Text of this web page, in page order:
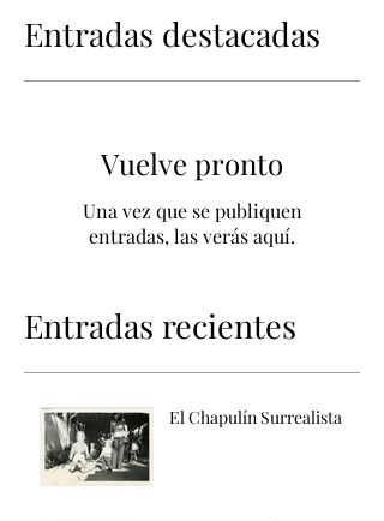
Entradas recientes
Entradas destacadas
Vuelve pronto
Una vez que se publiquen
entradas, las verás aquí.
El Chapulín Surrealista